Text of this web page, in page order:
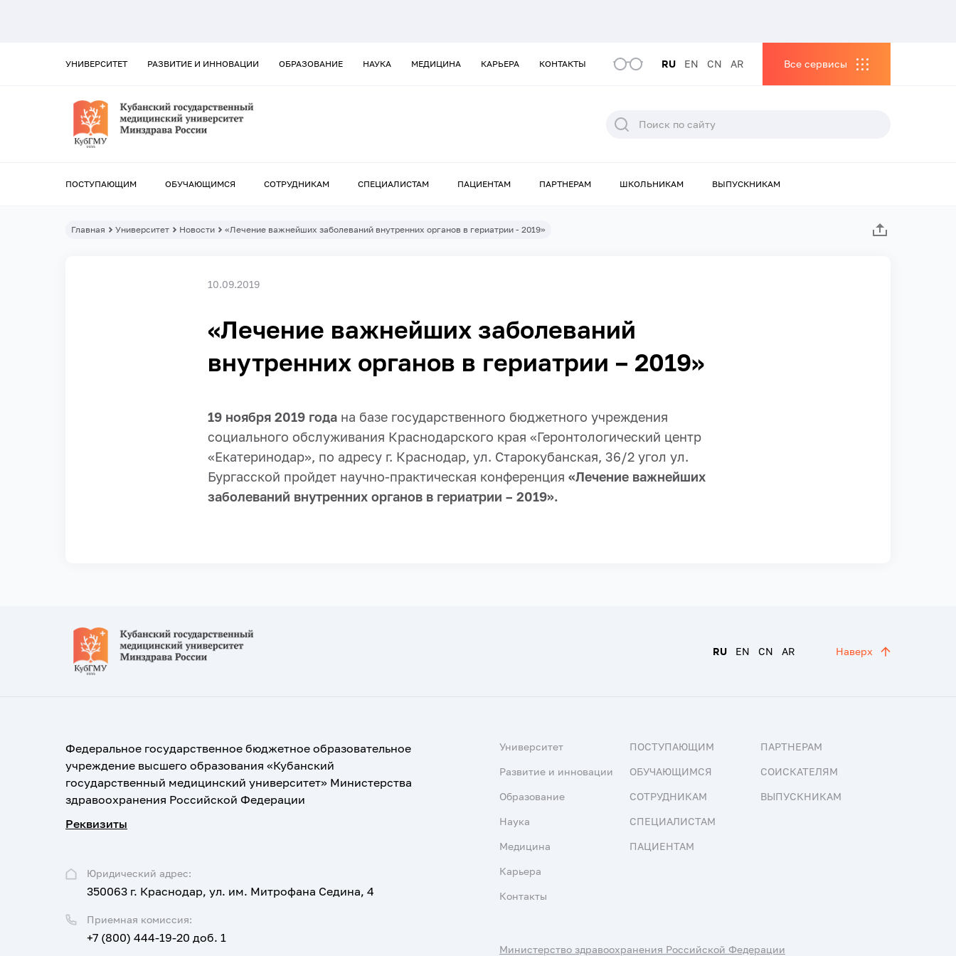
УНИВЕРСИТЕТ РАЗВИТИЕ И ИННОВАЦИИ ОБРАЗОВАНИЕ НАУКА МЕДИЦИНА КАРЬЕРА КОНТАКТЫ RU EN CN AR Все сервисы
ПОСТУПАЮЩИМ ОБУЧАЮЩИМСЯ СОТРУДНИКАМ СПЕЦИАЛИСТАМ ПАЦИЕНТАМ ПАРТНЕРАМ ШКОЛЬНИКАМ ВЫПУСКНИКАМ
Главная Университет Новости «Лечение важнейших заболеваний внутренних органов в гериатрии - 2019»
10.09.2019
«Лечение важнейших заболеваний
внутренних органов в гериатрии – 2019»
19 ноября 2019 года на базе государственного бюджетного учреждения
социального обслуживания Краснодарского края «Геронтологический центр
«Екатеринодар», по адресу г. Краснодар, ул. Старокубанская, 36/2 угол ул.
Бургасской пройдет научно-практическая конференция «Лечение важнейших
заболеваний внутренних органов в гериатрии – 2019».
RU EN CN AR Наверх
Федеральное государственное бюджетное образовательное
учреждение высшего образования «Кубанский
государственный медицинский университет» Министерства
здравоохранения Российской Федерации
Реквизиты
Юридический адрес:
350063 г. Краснодар, ул. им. Митрофана Седина, 4
Приемная комиссия:
+7 (800) 444-19-20 доб. 1
Университет
Развитие и инновации
Образование
Наука
Медицина
Карьера
Контакты
ПОСТУПАЮЩИМ
ОБУЧАЮЩИМСЯ
СОТРУДНИКАМ
СПЕЦИАЛИСТАМ
ПАЦИЕНТАМ
ПАРТНЕРАМ
СОИСКАТЕЛЯМ
ВЫПУСКНИКАМ
Министерство здравоохранения Российской Федерации